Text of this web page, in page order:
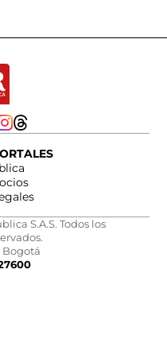
S.A.S. Todos los
Bogotá